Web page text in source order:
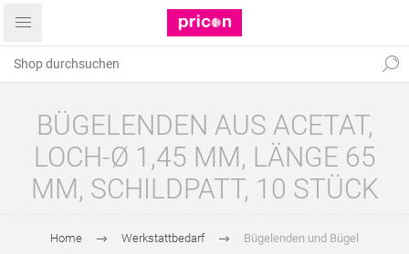
BÜGELENDEN AUS ACETAT,
LOCH-Ø 1,45 MM, LÄNGE 65
MM, SCHILDPATT, 10 STÜCK
Home Werkstattbedarf Bügelenden und Bügel